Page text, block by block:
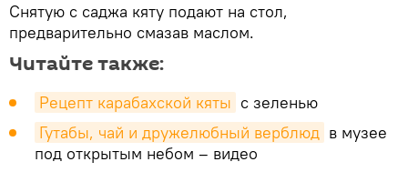
Снятую с саджа кяту подают на стол,
предварительно смазав маслом.
Читайте также:
Рецепт карабахской кяты с зеленью
Гутабы, чай и дружелюбный верблюд в музее
под открытым небом – видео